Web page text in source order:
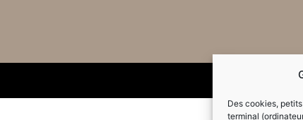
Des cookies,
terminal